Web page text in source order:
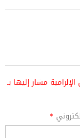
مشار إليها بـ
*